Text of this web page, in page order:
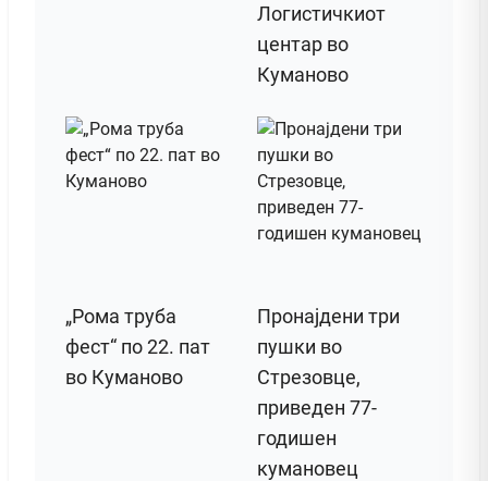
Логистичкиот
центар во
Куманово
„Рома труба
фест“ по 22. пат
во Куманово
Пронајдени три
пушки во
Стрезовце,
приведен 77-
годишен
кумановец